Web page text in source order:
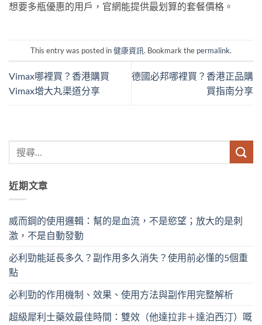
想要多瓶優惠的用戶，官網能提供最划算的套餐價格。
This entry was posted in健康資訊. Bookmark the permalink.
Vimax哪裡買？香港購買
Vimax增大丸渠道分享
德國必邦哪裡買？香港正品購
買指南分享
近期文章
威而鋼的使用邏輯：幫的是血流，不是慾望；放大的是刺
激，不是自動發動
必利勁能延長多久？副作用多久消失？使用前必懂的5個重
點
必利勁的作用機制、效果、使用方法與副作用完整解析
超級犀利士藥效最佳時間：雙效（他達拉非＋達泊西汀）嘅